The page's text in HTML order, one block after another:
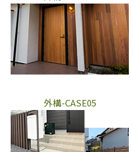
外構-CASE05